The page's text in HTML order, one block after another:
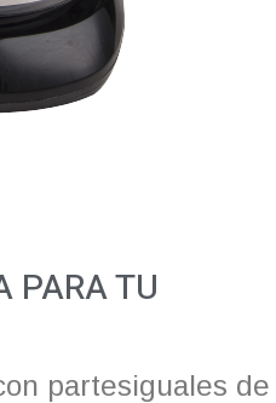
PARA TU
partesiguales de